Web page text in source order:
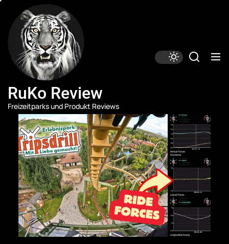
the
content
RuKo Review
Freizeitparks und Produkt Reviews